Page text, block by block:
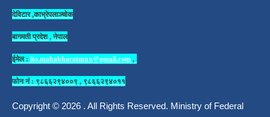
देविटार ,काभ्रेपलाञ्चोक
बागमती प्रदेश , नेपाल
ईमेल : ito.mahabharatmun@gmail.com,
फोन नं : ९८६६२९४००९ , ९८६६२९४०११
Copyright © 2026 . All Rights Reserved. Ministry of Federal